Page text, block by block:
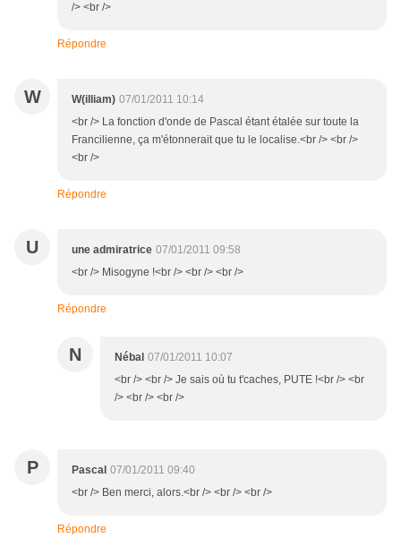
/> <br />
Répondre
W W(illiam) 07/01/2011 10:14
<br /> La fonction d'onde de Pascal étant étalée sur toute la
Francilienne, ça m'étonnerait que tu le localise.<br /> <br />
<br />
Répondre
U une admiratrice 07/01/2011 09:58
<br /> Misogyne !<br /> <br /> <br />
Répondre
N Nébal 07/01/2011 10:07
<br /> <br /> Je sais où tu t'caches, PUTE !<br /> <br
/> <br /> <br />
P Pascal 07/01/2011 09:40
<br /> Ben merci, alors.<br /> <br /> <br />
Répondre